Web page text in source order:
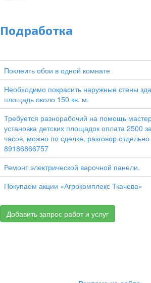
Подработка
Поклеить обои в одной комнате
Необходимо покрасить наружные стены
площадь около 150 кв. м.
Требуется разнорабочий на помощь
установка детских площадок оплата 2500
часов, можно по сделке, разговор отдельно
89186866757
Ремонт электрической варочной панели.
Покупаем акции «Агрокомплекс Ткачева»
Добавить запрос работ и услуг